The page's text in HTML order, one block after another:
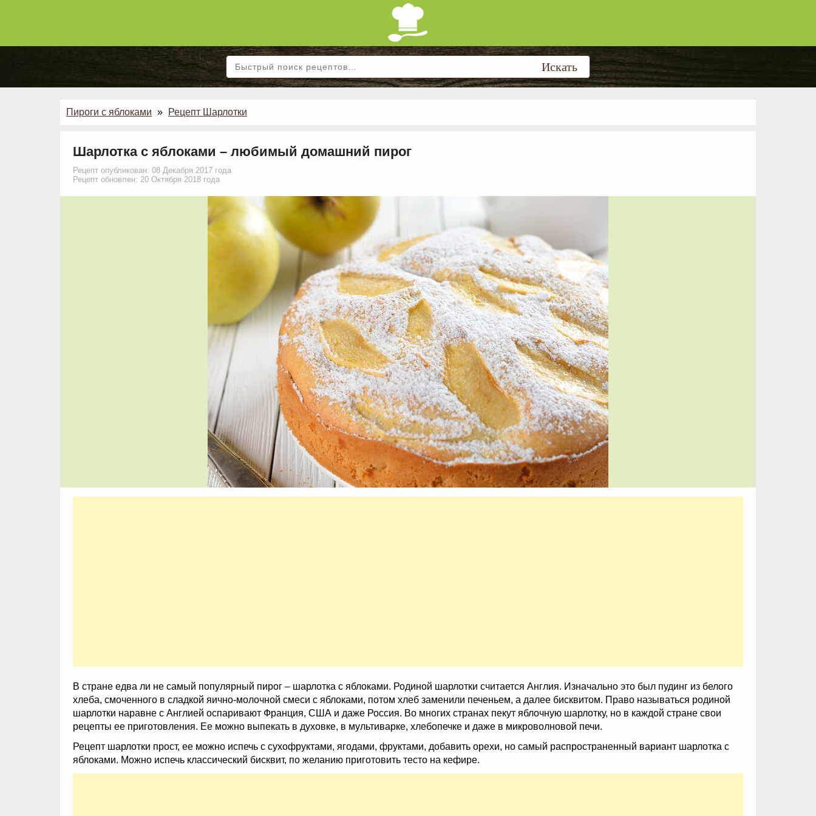
Пироги с яблоками » Рецепт Шарлотки
Шарлотка с яблоками – любимый домашний пирог
Рецепт опубликован: 08 Декабря 2017 года
Рецепт обновлен: 20 Октября 2018 года
В стране едва ли не самый популярный пирог – шарлотка с яблоками. Родиной шарлотки считается Англия. Изначально это был пудинг из белого
хлеба, смоченного в сладкой яично-молочной смеси с яблоками, потом хлеб заменили печеньем, а далее бисквитом. Право называться родиной
шарлотки наравне с Англией оспаривают Франция, США и даже Россия. Во многих странах пекут яблочную шарлотку, но в каждой стране свои
рецепты ее приготовления. Ее можно выпекать в духовке, в мультиварке, хлебопечке и даже в микроволновой печи.
Рецепт шарлотки прост, ее можно испечь с сухофруктами, ягодами, фруктами, добавить орехи, но самый распространенный вариант шарлотка с
яблоками. Можно испечь классический бисквит, по желанию приготовить тесто на кефире.